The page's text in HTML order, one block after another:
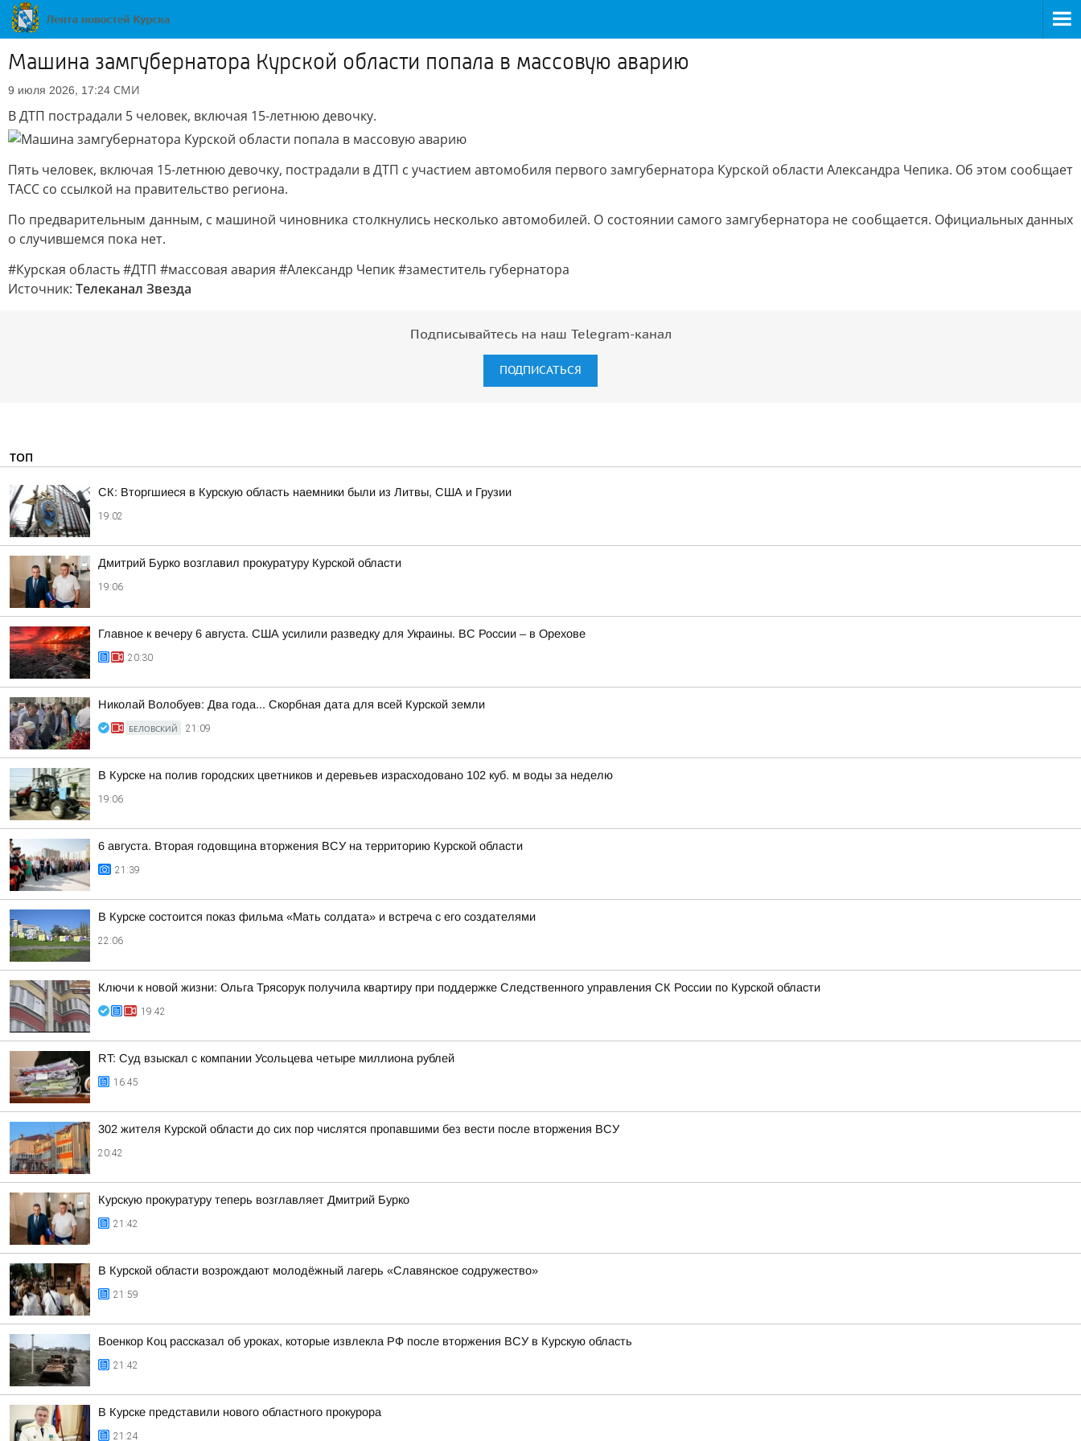
Машина замгубернатора Курской области попала в массовую аварию
9 июля 2026, 17:24 СМИ
В ДТП пострадали 5 человек, включая 15-летнюю девочку.
Пять человек, включая 15-летнюю девочку, пострадали в ДТП с участием автомобиля первого замгубернатора Курской области Александра Чепика. Об этом сообщает
ТАСС со ссылкой на правительство региона.
По предварительным данным, с машиной чиновника столкнулись несколько автомобилей. О состоянии самого замгубернатора не сообщается. Официальных данных
о случившемся пока нет.
#Курская область #ДТП #массовая авария #Александр Чепик #заместитель губернатора
Источник: Телеканал Звезда
Подписывайтесь на наш Telegram-канал
ПОДПИСАТЬСЯ
ТОП
СК: Вторгшиеся в Курскую область наемники были из Литвы, США и Грузии
19:02
Дмитрий Бурко возглавил прокуратуру Курской области
19:06
Главное к вечеру 6 августа. США усилили разведку для Украины. ВС России – в Орехове
20:30
Николай Волобуев: Два года... Скорбная дата для всей Курской земли
БЕЛОВСКИЙ 21:09
В Курске на полив городских цветников и деревьев израсходовано 102 куб. м воды за неделю
19:06
6 августа. Вторая годовщина вторжения ВСУ на территорию Курской области
21:39
В Курске состоится показ фильма «Мать солдата» и встреча с его создателями
22:06
Ключи к новой жизни: Ольга Трясорук получила квартиру при поддержке Следственного управления СК России по Курской области
19:42
RT: Суд взыскал с компании Усольцева четыре миллиона рублей
16:45
302 жителя Курской области до сих пор числятся пропавшими без вести после вторжения ВСУ
20:42
Курскую прокуратуру теперь возглавляет Дмитрий Бурко
21:42
В Курской области возрождают молодёжный лагерь «Славянское содружество»
21:59
Военкор Коц рассказал об уроках, которые извлекла РФ после вторжения ВСУ в Курскую область
21:42
В Курске представили нового областного прокурора
21:24